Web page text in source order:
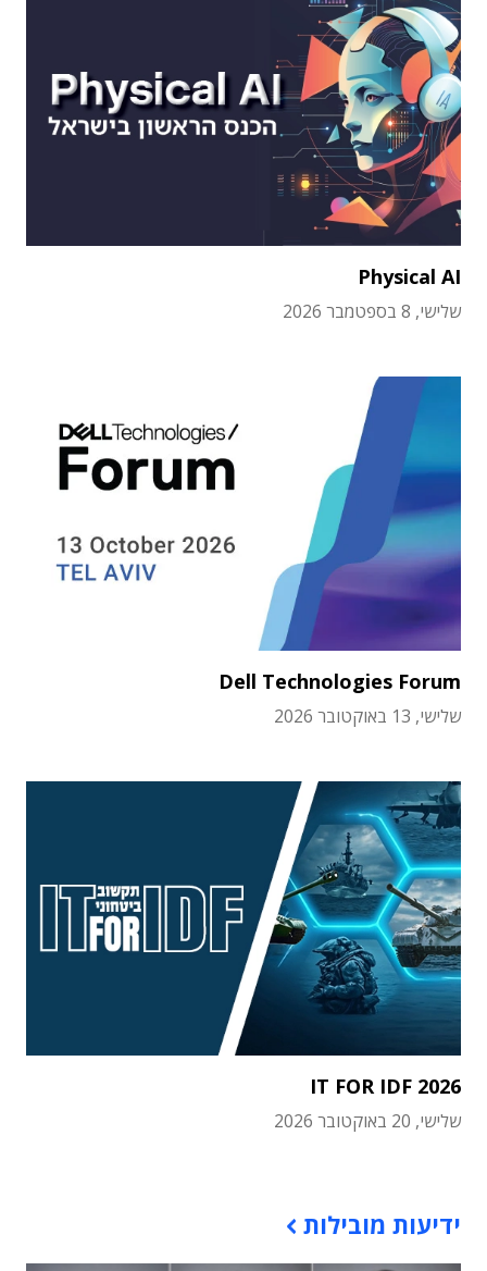
Physical AI
שלישי, 8 בספטמבר 2026
Dell Technologies Forum
שלישי, 13 באוקטובר 2026
IT FOR IDF 2026
שלישי, 20 באוקטובר 2026
ידיעות מובילות